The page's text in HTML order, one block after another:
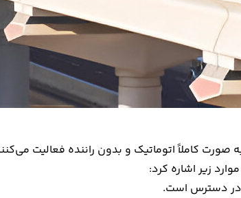
کاملاً اتوماتیک و بدون راننده فعالیت
زیر اشاره کرد:
در دسترس است.